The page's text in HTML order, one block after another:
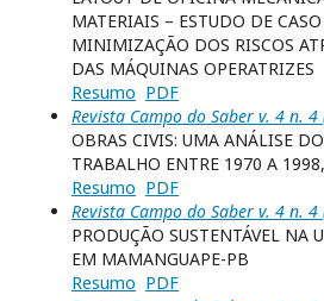
MATERIAIS – ESTUDO DE
MINIMIZAÇÃO DOS RISCOS
DAS MÁQUINAS OPERATRIZES
Resumo PDF
Revista Campo do Saber v. 4 n. 4
OBRAS CIVIS: UMA ANÁLISE
TRABALHO ENTRE 1970 A
Resumo PDF
Revista Campo do Saber v. 4 n. 4
PRODUÇÃO SUSTENTÁVEL NA
EM MAMANGUAPE-PB
Resumo PDF